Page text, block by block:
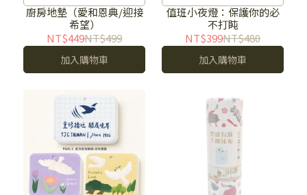
感，更是一份溫柔的體貼。
廚房地墊（愛和恩典/迎接
希望）
NT$449NT$499
加入購物車
值班小夜燈：保護你的必
不打盹
NT$399NT$480
加入購物車